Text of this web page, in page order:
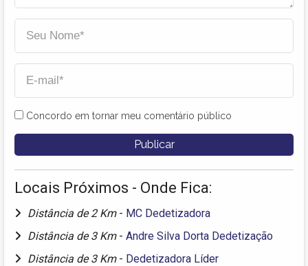
Concordo em tornar meu comentário público
Locais Próximos - Onde Fica:
Distância de 2 Km - MC Dedetizadora
Distância de 3 Km - Andre Silva Dorta Dedetização
Distância de 3 Km - Dedetizadora Líder